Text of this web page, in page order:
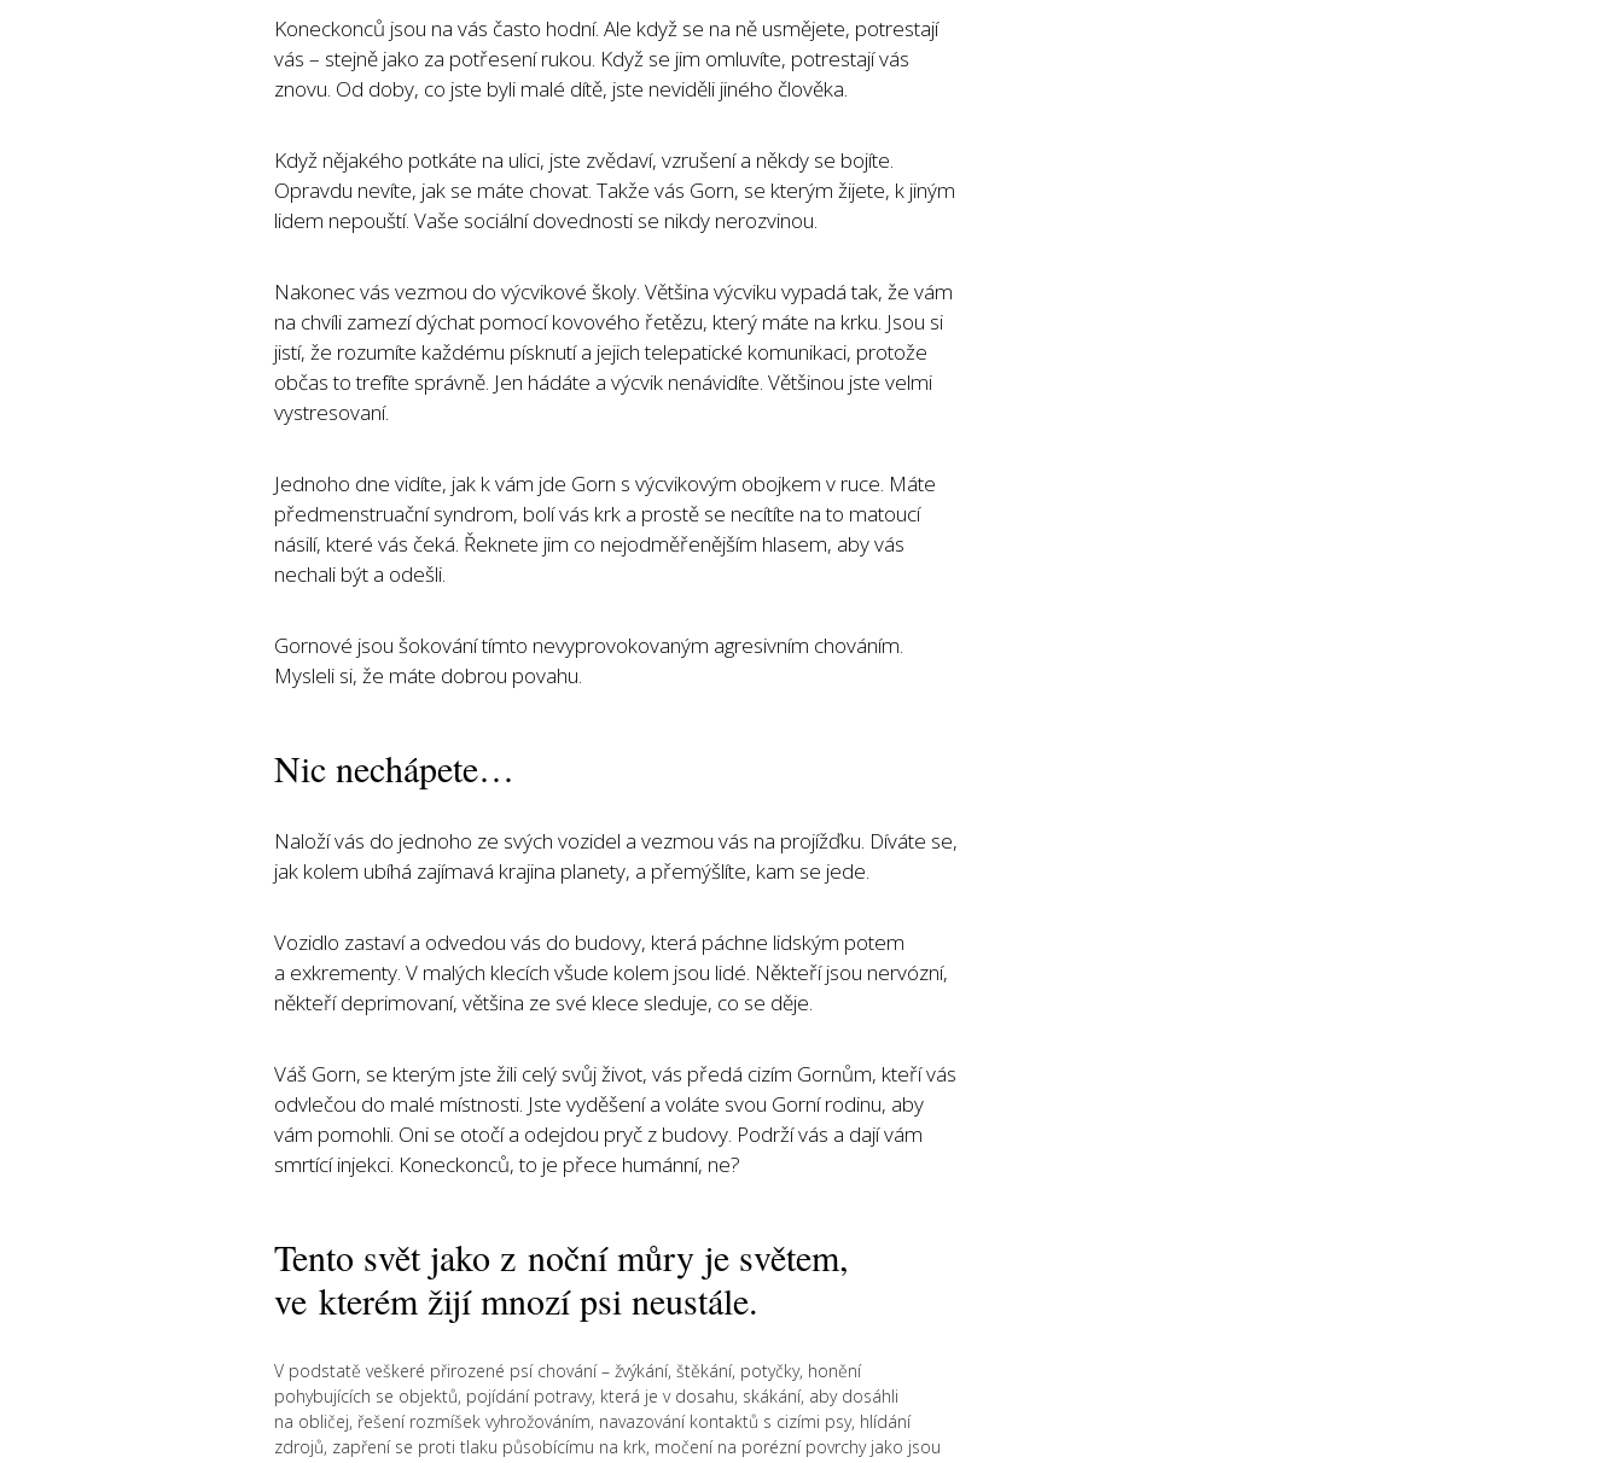
Koneckonců jsou na vás často hodní. Ale když se na ně usmějete, potrestají
vás – stejně jako za potřesení rukou. Když se jim omluvíte, potrestají vás
znovu. Od doby, co jste byli malé dítě, jste neviděli jiného člověka.
Když nějakého potkáte na ulici, jste zvědaví, vzrušení a někdy se bojíte.
Opravdu nevíte, jak se máte chovat. Takže vás Gorn, se kterým žijete, k jiným
lidem nepouští. Vaše sociální dovednosti se nikdy nerozvinou.
Nakonec vás vezmou do výcvikové školy. Většina výcviku vypadá tak, že vám
na chvíli zamezí dýchat pomocí kovového řetězu, který máte na krku. Jsou si
jistí, že rozumíte každému písknutí a jejich telepatické komunikaci, protože
občas to trefíte správně. Jen hádáte a výcvik nenávidíte. Většinou jste velmi
vystresovaní.
Jednoho dne vidíte, jak k vám jde Gorn s výcvikovým obojkem v ruce. Máte
předmenstruační syndrom, bolí vás krk a prostě se necítíte na to matoucí
násilí, které vás čeká. Řeknete jim co nejodměřenějším hlasem, aby vás
nechali být a odešli.
Gornové jsou šokování tímto nevyprovokovaným agresivním chováním.
Mysleli si, že máte dobrou povahu.
Nic nechápete…
Naloží vás do jednoho ze svých vozidel a vezmou vás na projížďku. Díváte se,
jak kolem ubíhá zajímavá krajina planety, a přemýšlíte, kam se jede.
Vozidlo zastaví a odvedou vás do budovy, která páchne lidským potem
a exkrementy. V malých klecích všude kolem jsou lidé. Někteří jsou nervózní,
někteří deprimovaní, většina ze své klece sleduje, co se děje.
Váš Gorn, se kterým jste žili celý svůj život, vás předá cizím Gornům, kteří vás
odvlečou do malé místnosti. Jste vyděšení a voláte svou Gorní rodinu, aby
vám pomohli. Oni se otočí a odejdou pryč z budovy. Podrží vás a dají vám
smrtící injekci. Koneckonců, to je přece humánní, ne?
Tento svět jako z noční můry je světem,
ve kterém žijí mnozí psi neustále.
V podstatě veškeré přirozené psí chování – žvýkání, štěkání, potyčky, honění
pohybujících se objektů, pojídání potravy, která je v dosahu, skákání, aby dosáhli
na obličej, řešení rozmíšek vyhrožováním, navazování kontaktů s cizími psy, hlídání
zdrojů, zapření se proti tlaku působícímu na krk, močení na porézní povrchy jako jsou